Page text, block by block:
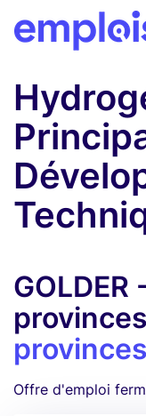
GOLDER
provinces
Offre d'emploi